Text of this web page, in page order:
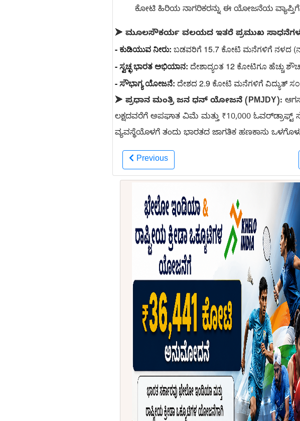
ಕೋಟಿ ಹಿರಿಯ ನಾಗರಿಕರನ್ನು ಈ ಯೋಜನೆಯ ವ್ಯಾಪ್ತಿಗೆ
➤ ಮೂಲಸೌಕರ್ಯ ವಲಯದ ಇತರೆ ಪ್ರಮುಖ
- ಕುಡಿಯುವ ನೀರು: ಬಡವರಿಗೆ 15.7 ಕೋಟಿ ಮನೆಗಳಿಗೆ ನಳದ
- ಸ್ವಚ್ಛ ಭಾರತ ಅಭಿಯಾನ: ದೇಶಾದ್ಯಂತ 12 ಕೋಟಿಗೂ ಹೆಚ್ಚು
- ಸೌಭಾಗ್ಯ ಯೋಜನೆ: ದೇಶದ 2.9 ಕೋಟಿ ಮನೆಗಳಿಗೆ ವಿದ್ಯುತ್
➤ ಪ್ರಧಾನ ಮಂತ್ರಿ ಜನ ಧನ್ ಯೋಜನೆ (PMJDY):
ಲಕ್ಷದವರೆಗೆ ಅಪಘಾತ ವಿಮೆ ಮತ್ತು ₹10,000 ಓವರ್‌ಡ್ರಾಫ್ಟ್
ವ್ಯವಸ್ಥೆಯೊಳಗೆ ತಂದು ಭಾರತದ ಜಾಗತಿಕ ಹಣಕಾಸು
Previous